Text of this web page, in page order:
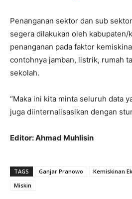
Penanganan sektor dan sub
segera dilakukan oleh kabupaten/
penanganan pada faktor
contohnya jamban, listrik, rumah
sekolah.
“Maka ini kita minta seluruh data
juga diinternalisasikan dengan
Editor: Ahmad Muhlisin
TAGS Ganjar Pranowo Kemiskinan
Miskin